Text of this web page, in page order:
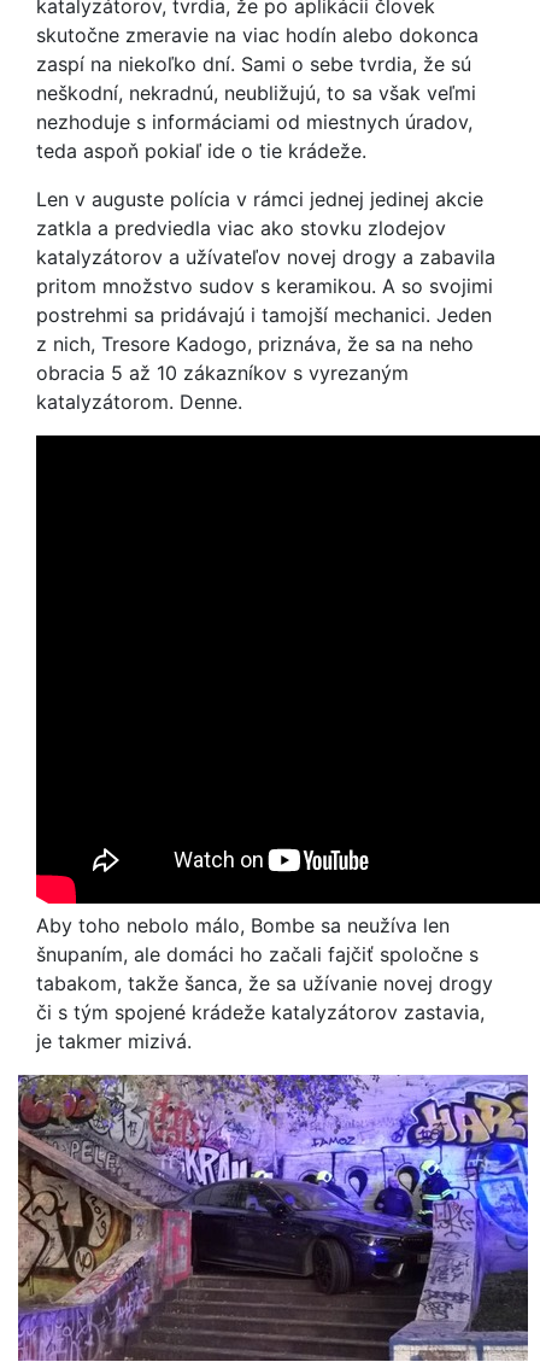
katalyzátorov, tvrdia, že po aplikácii človek
skutočne zmeravie na viac hodín alebo dokonca
zaspí na niekoľko dní. Sami o sebe tvrdia, že sú
neškodní, nekradnú, neubližujú, to sa však veľmi
nezhoduje s informáciami od miestnych úradov,
teda aspoň pokiaľ ide o tie krádeže.
Len v auguste polícia v rámci jednej jedinej akcie
zatkla a predviedla viac ako stovku zlodejov
katalyzátorov a užívateľov novej drogy a zabavila
pritom množstvo sudov s keramikou. A so svojimi
postrehmi sa pridávajú i tamojší mechanici. Jeden
z nich, Tresore Kadogo, priznáva, že sa na neho
obracia 5 až 10 zákazníkov s vyrezaným
katalyzátorom. Denne.
Aby toho nebolo málo, Bombe sa neužíva len
šnupaním, ale domáci ho začali fajčiť spoločne s
tabakom, takže šanca, že sa užívanie novej drogy
či s tým spojené krádeže katalyzátorov zastavia,
je takmer mizivá.